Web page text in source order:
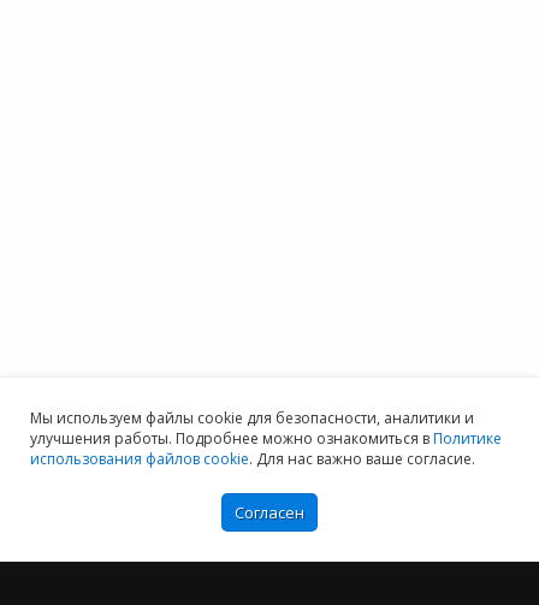
Мы используем файлы cookie для безопасности, аналитики и
улучшения работы. Подробнее можно ознакомиться вПолитике
использования файлов cookie. Для нас важно ваше согласие.
Согласен